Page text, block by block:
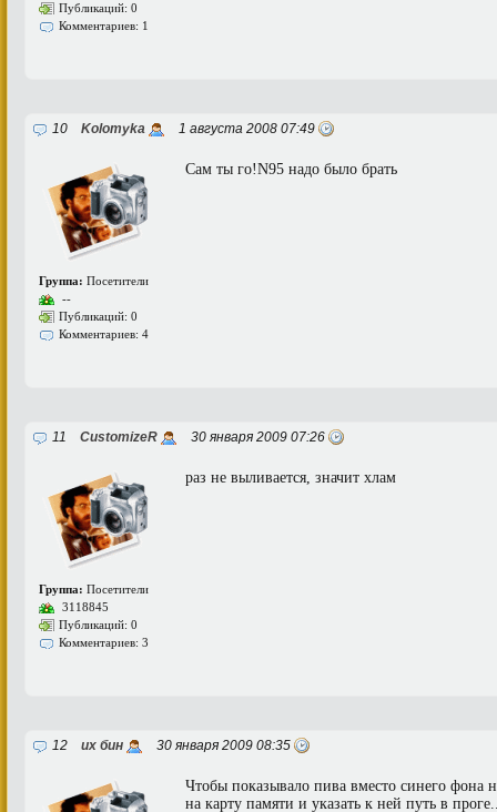
Публикаций: 0
Комментариев: 1
10 Kolomyka 1 августа 2008 07:49
Группа: Посетители
--
Публикаций: 0
Комментариев: 4
Сам ты го!N95 надо было брать
11 CustomizeR 30 января 2009 07:26
Группа: Посетители
3118845
Публикаций: 0
Комментариев: 3
раз не выливается, значит хлам
12 их бин 30 января 2009 08:35
Чтобы показывало пива вместо синего фона
на карту памяти и указать к ней путь в